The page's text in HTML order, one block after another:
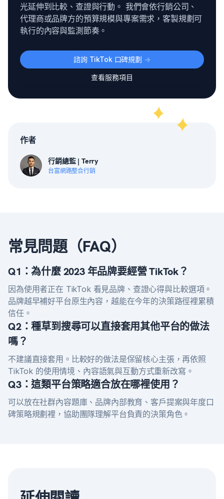
光延伸到比較、查證與行動。 我們會依行銷公司、
代理商或品牌方的預算規模與專案需求，客製規劃可
執行的內容與監測節奏。
諮詢 TikTok 口碑規劃 ->
查看服務項目
作者
行銷總監 | Terry
台富網路整合行銷
常見問題（FAQ）
Q1：為什麼 2023 年品牌要經營 TikTok？
因為使用者正在 TikTok 看見品牌、查證心得與比較選項。
品牌越早補好平台原生內容，越能在今年的決策路徑裡累積
信任。
Q2：種草到搜尋可以直接套用其他平台的做法
嗎？
不建議直接套用。比較好的做法是保留核心主張，再依照
TikTok 的使用情境、內容語氣與互動方式重新改寫。
Q3：這類平台策略適合放在哪裡使用？
可以放在社群內容題庫、品牌內部教育、客戶提案與年度口
碑策略規劃裡，協助團隊理解平台負責的決策角色。